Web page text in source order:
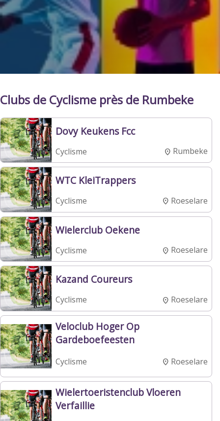
Clubs de Cyclisme près de Rumbeke
Dovy Keukens Fcc
Cyclisme Rumbeke
WTC KleiTrappers
Cyclisme Roeselare
Wielerclub Oekene
Cyclisme Roeselare
Kazand Coureurs
Cyclisme Roeselare
Veloclub Hoger Op
Gardeboefeesten
Cyclisme Roeselare
Wielertoeristenclub Vloeren
Verfaillie